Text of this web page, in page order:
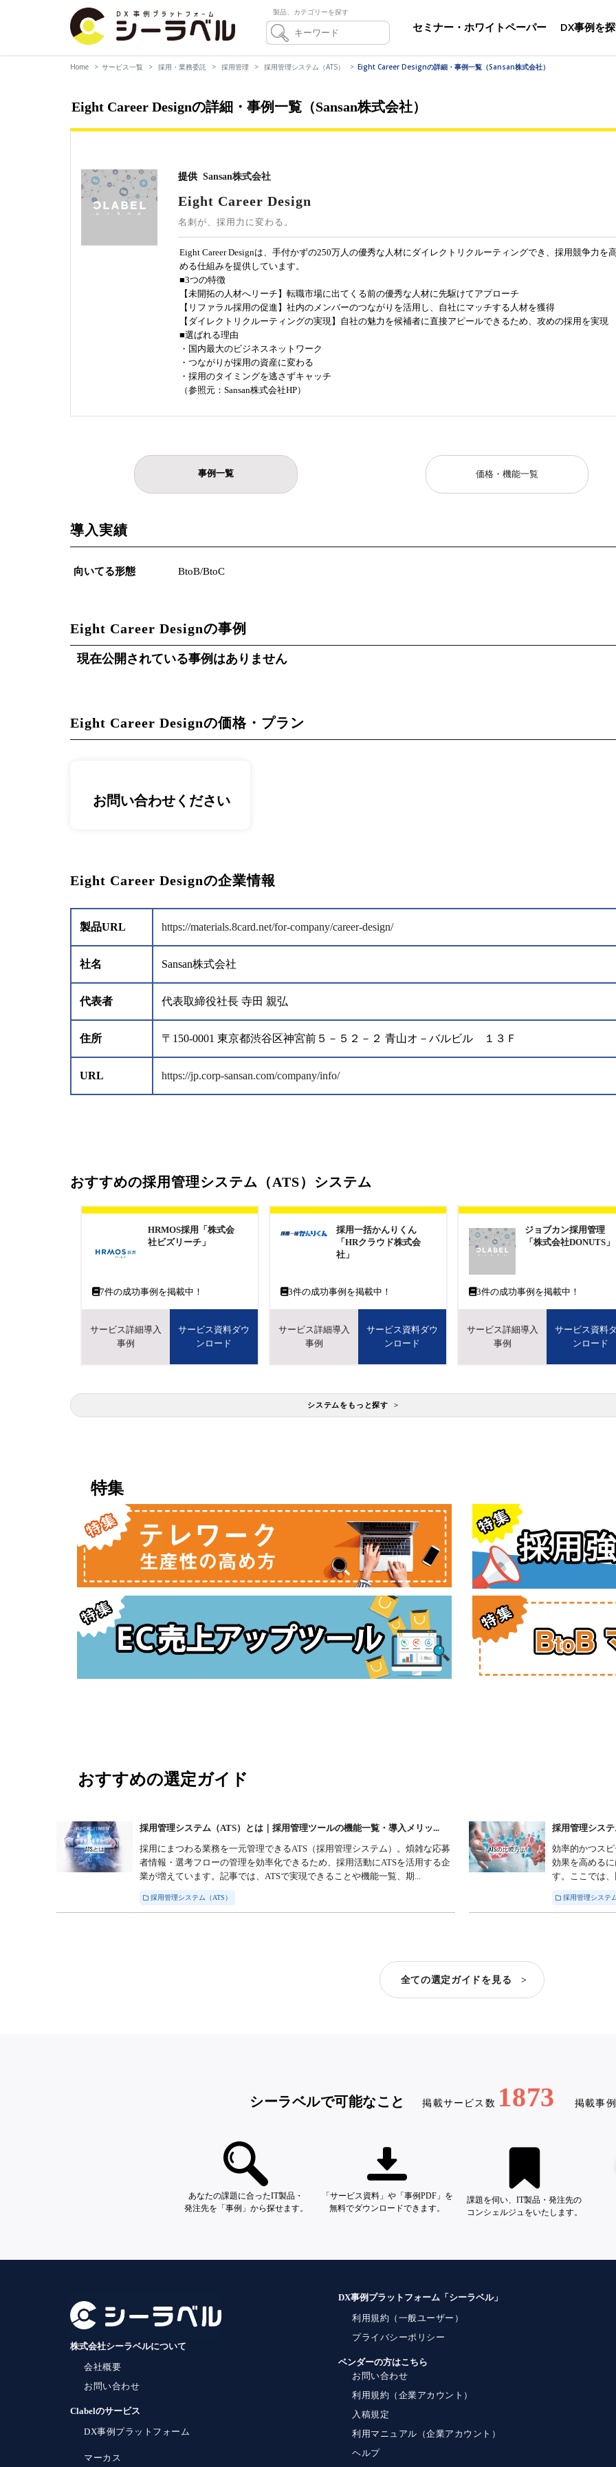
製品、カテゴリーを探す
セミナー・ホワイトペーパー DX事例を
Home サービス一覧 採用・業務委託 採用管理 採用管理システム（ATS） Eight Career Designの詳細・事例一覧（Sansan株式会社）
Eight Career Designの詳細・事例一覧（Sansan株式会社）
提供 Sansan株式会社
Eight Career Design
名刺が、採用力に変わる。
Eight Career Designは、手付かずの250万人の優秀な人材にダイレクトリクルーティングでき、採用競争力を
める仕組みを提供しています。
■3つの特徴
【未開拓の人材へリーチ】転職市場に出てくる前の優秀な人材に先駆けてアプローチ
【リファラル採用の促進】社内のメンバーのつながりを活用し、自社にマッチする人材を獲得
【ダイレクトリクルーティングの実現】自社の魅力を候補者に直接アピールできるため、攻めの採用を実現
■選ばれる理由
・国内最大のビジネスネットワーク
・つながりが採用の資産に変わる
・採用のタイミングを逃さずキャッチ
（参照元：Sansan株式会社HP）
事例一覧 価格・機能一覧
導入実績
向いてる形態 BtoB/BtoC
Eight Career Designの事例
現在公開されている事例はありません
Eight Career Designの価格・プラン
お問い合わせください
Eight Career Designの企業情報
製品URL https://materials.8card.net/for-company/career-design/
社名 Sansan株式会社
代表者 代表取締役社長 寺田 親弘
住所 〒150-0001 東京都渋谷区神宮前５－５２－２ 青山オ－バルビル １３Ｆ
URL https://jp.corp-sansan.com/company/info/
おすすめの採用管理システム（ATS）システム
HRMOS採用「株式会
社ビズリーチ」
7件の成功事例を掲載中！
サービス詳細導入
事例
サービス資料ダウ
ンロード
採用一括かんりくん
「HRクラウド株式会
社」
3件の成功事例を掲載中！
サービス詳細導入
事例
サービス資料ダウ
ンロード
ジョブカン採用管理
「株式会社DONUTS」
3件の成功事例を掲載中！
サービス詳細導入
事例
サービス資料
ンロード
システムをもっと探す >
特集
おすすめの選定ガイド
採用管理システム（ATS）とは｜採用管理ツールの機能一覧・導入メリッ...
採用にまつわる業務を一元管理できるATS（採用管理システム）。煩雑な応募
者情報・選考フローの管理を効率化できるため、採用活動にATSを活用する企
業が増えています。記事では、ATSで実現できることや機能一覧、期...
採用管理システム（ATS）
採用管理シス
効率的かつス
効果を高める
す。ここでは
採用管理システ
全ての選定ガイドを見る >
シーラベルで可能なこと 掲載サービス数 1873 掲載事
あなたの課題に合ったIT製品・
発注先を「事例」から探せます。
「サービス資料」や「事例PDF」を
無料でダウンロードできます。
課題を伺い、IT製品・発注先の
コンシェルジュをいたします。
株式会社シーラベルについて
会社概要
お問い合わせ
Clabelのサービス
DX事例プラットフォーム
マーカス
DX事例プラットフォーム「シーラベル」
利用規約（一般ユーザー）
プライバシーポリシー
ベンダーの方はこちら
お問い合わせ
利用規約（企業アカウント）
入稿規定
利用マニュアル（企業アカウント）
ヘルプ